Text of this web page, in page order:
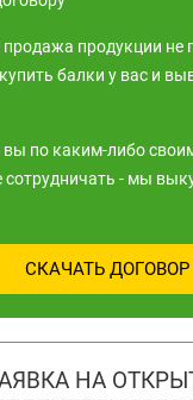
продажа продукции не
балки у вас и
вы по каким-либо
сотрудничать - мы
СКАЧАТЬ ДОГОВОР
НА